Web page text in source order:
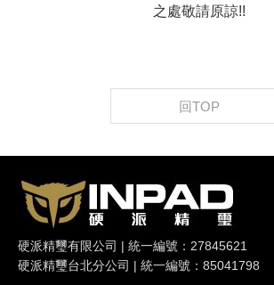
之處敬請原諒!!
回TOP
硬派精璽有限公司 | 統一編號：27845621
硬派精璽台北分公司 | 統一編號：85041798